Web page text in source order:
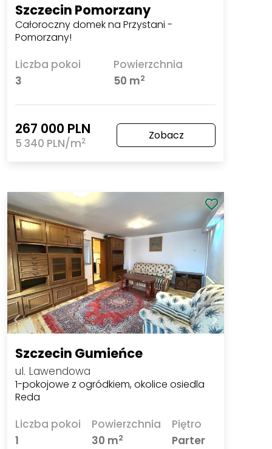
Szczecin Pomorzany
Całoroczny domek na Przystani -
Pomorzany!
Liczba pokoi
3
Powierzchnia
50 m2
267 000 PLN
5 340 PLN/m2 Zobacz
Szczecin Gumieńce
ul. Lawendowa
1-pokojowe z ogródkiem, okolice osiedla
Reda
Liczba pokoi
1
Powierzchnia
30 m2
Piętro
Parter